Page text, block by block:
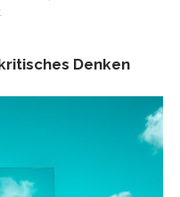
Denken